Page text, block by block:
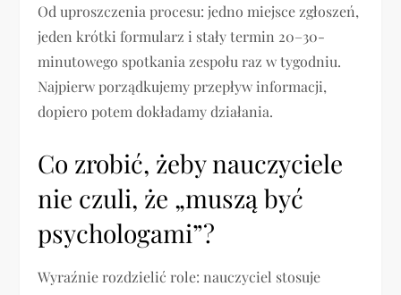
Od uproszczenia procesu: jedno miejsce zgłoszeń,
jeden krótki formularz i stały termin 20–30-
minutowego spotkania zespołu raz w tygodniu.
Najpierw porządkujemy przepływ informacji,
dopiero potem dokładamy działania.
Co zrobić, żeby nauczyciele
nie czuli, że „muszą być
psychologami”?
Wyraźnie rozdzielić role: nauczyciel stosuje